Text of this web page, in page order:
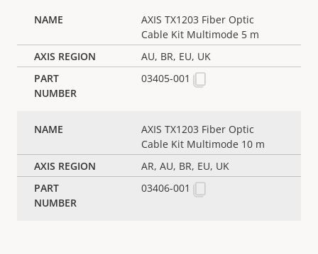
AXIS TX1203 Fiber Optic
Cable Kit Multimode 5 m
AU, BR, EU, UK
03405-001
AXIS TX1203 Fiber Optic
Cable Kit Multimode 10 m
AR, AU, BR, EU, UK
03406-001